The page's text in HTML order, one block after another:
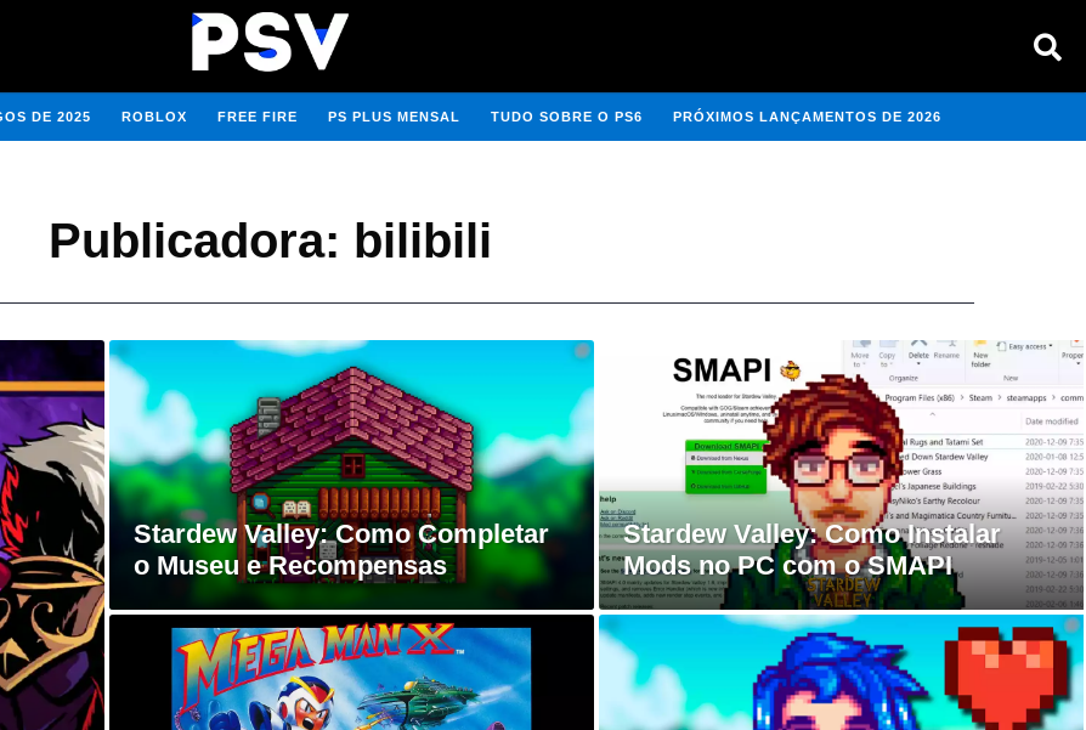
DE 2025 ROBLOX FREE FIRE PS PLUS MENSAL TUDO SOBRE O PS6 PRÓXIMOS LANÇAMENTOS DE 2026
Publicadora: bilibili
Stardew Valley: Como Completar
o Museu e Recompensas
Stardew Valley: Como Instalar
Mods no PC com o SMAPI